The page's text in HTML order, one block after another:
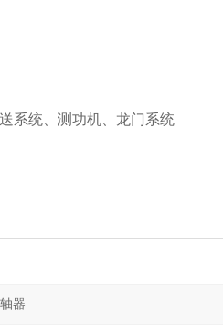
系统、测功机、龙门系统